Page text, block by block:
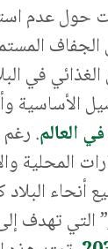
حول عدم
الجفاف
في
العالم.
المحلية
أنحاء
التي تهدف